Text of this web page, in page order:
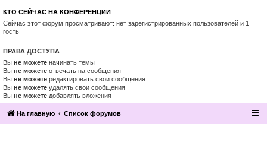
КТО СЕЙЧАС НА КОНФЕРЕНЦИИ
Сейчас этот форум просматривают: нет зарегистрированных пользователей и 1
гость
ПРАВА ДОСТУПА
Вы не можете начинать темы
Вы не можете отвечать на сообщения
Вы не можете редактировать свои сообщения
Вы не можете удалять свои сообщения
Вы не можете добавлять вложения
На главную Список форумов